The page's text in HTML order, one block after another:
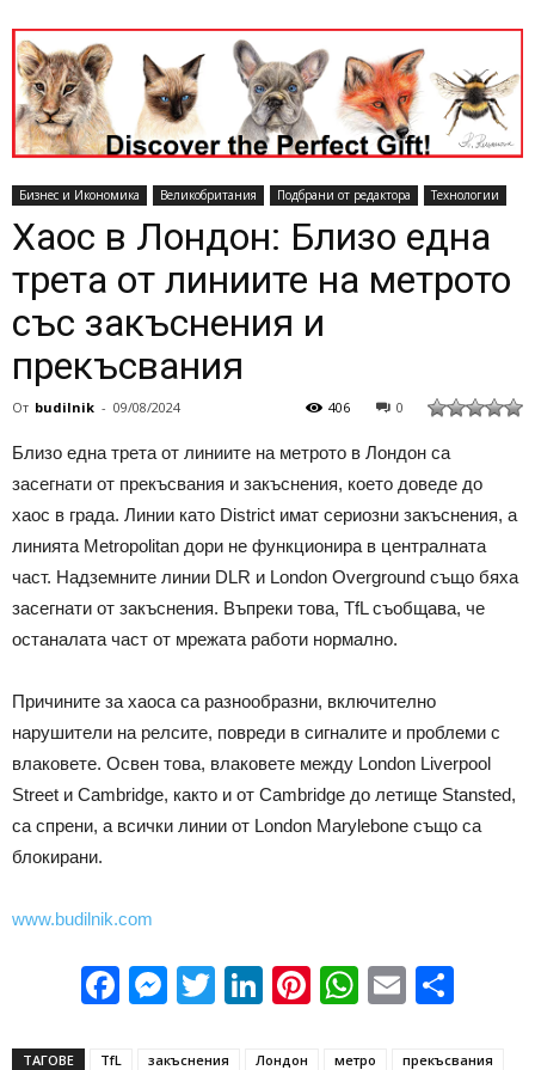
Бизнес и Икономика Великобритания Подбрани от редактора Технологии
Хаос в Лондон: Близо една
трета от линиите на метрото
със закъснения и
прекъсвания
От budilnik - 09/08/2024 0
406
Близо една трета от линиите на метрото в Лондон са
засегнати от прекъсвания и закъснения, което доведе до
хаос в града. Линии като District имат сериозни закъснения, а
линията Metropolitan дори не функционира в централната
част. Надземните линии DLR и London Overground също бяха
засегнати от закъснения. Въпреки това, TfL съобщава, че
останалата част от мрежата работи нормално.
Причините за хаоса са разнообразни, включително
нарушители на релсите, повреди в сигналите и проблеми с
влаковете. Освен това, влаковете между London Liverpool
Street и Cambridge, както и от Cambridge до летище Stansted,
са спрени, а всички линии от London Marylebone също са
блокирани.
www.budilnik.com
Facebook
Messenger
Twitter
LinkedIn
Pinterest
WhatsApp
Email
ТАГОВЕ TfL закъснения Лондон метро
прекъсвания